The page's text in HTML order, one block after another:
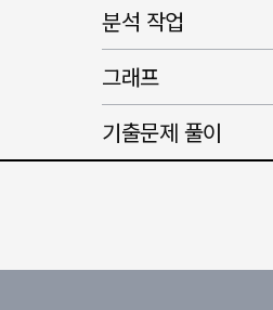
분석 작업
그래프
기출문제 풀이